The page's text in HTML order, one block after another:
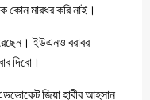
কোন মারধর করি নাই।
ইউএনও বরাবর
দিবো।
জিয়া হাবীব আহসান